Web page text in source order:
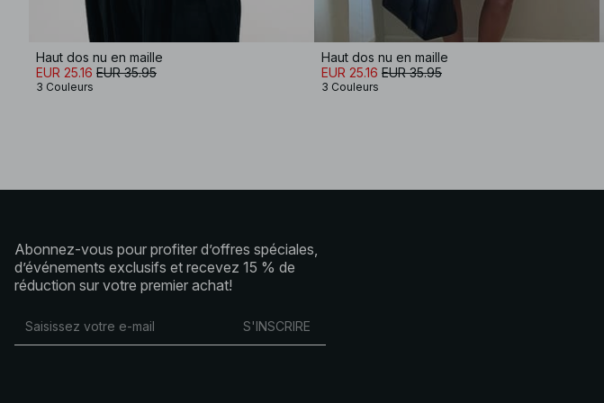
Haut dos nu en maille
EUR 25.16 EUR 35.95
3 Couleurs
Haut dos nu en maille
EUR 25.16 EUR 35.95
3 Couleurs
Abonnez-vous pour profiter d’offres spéciales,
d’événements exclusifs et recevez 15 % de
réduction sur votre premier achat!
S'INSCRIRE